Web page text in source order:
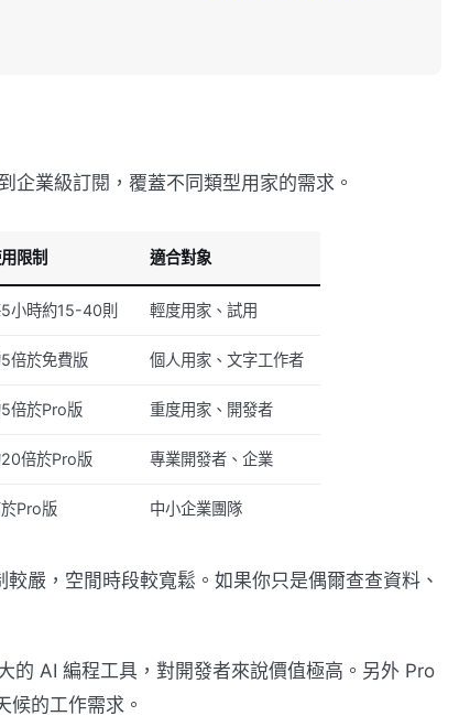
業級訂閱，覆蓋不同類型用家的需求。
限制 適合對象
小時約15-40則 輕度用家、試用
倍於免費版 個人用家、文字工作者
倍於Pro版 重度用家、開發者
倍於Pro版 專業開發者、企業
Pro版 中小企業團隊
嚴，空閒時段較寬鬆。如果你只是偶爾查查資料、
AI 編程工具，對開發者來說價值極高。另外 Pro
候的工作需求。